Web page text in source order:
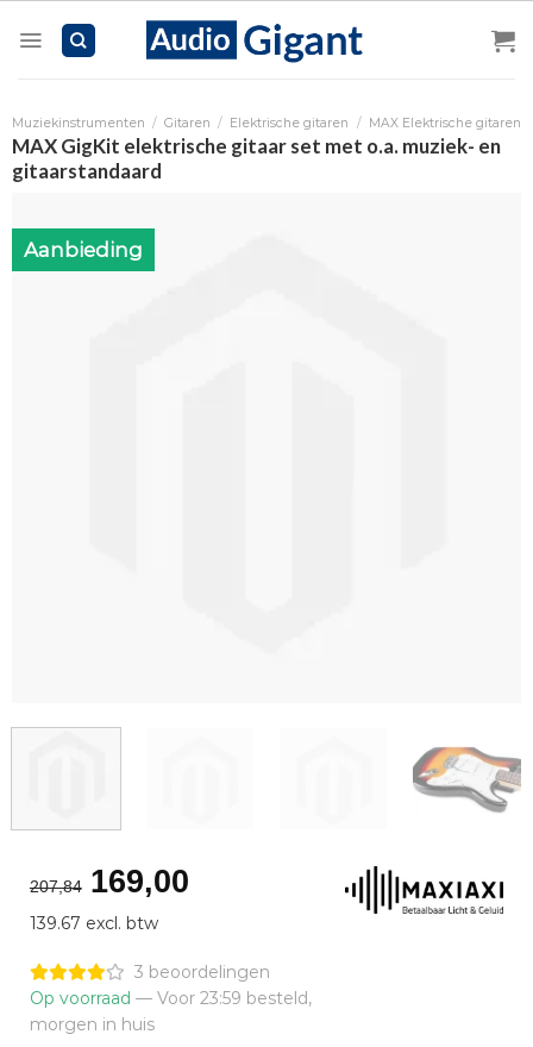
Muziekinstrumenten / Gitaren / Elektrische gitaren / MAX Elektrische gitaren
MAX GigKit elektrische gitaar set met o.a. muziek- en
gitaarstandaard
Aanbieding
207,84 Oorspronkelijke
prijs
was:
€207,84.
169,00Huidige
€169,00.
139.67 excl. btw
3 beoordelingen
Op voorraad — Voor 23:59 besteld,
morgen in huis